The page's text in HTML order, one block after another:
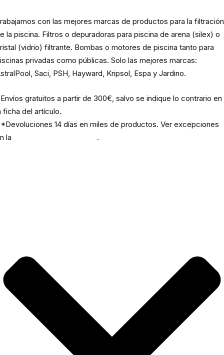
con las mejores marcas de productos para la filtración
la piscina. Filtros o depuradoras para piscina de arena (silex) o
(vidrio) filtrante. Bombas o motores de piscina tanto para
privadas como públicas. Solo las mejores marcas:
Saci, PSH, Hayward, Kripsol, Espa y Jardino.
gratuitos a partir de 300€, salvo se indique lo contrario en
ficha del artículo.
14 días en miles de productos. Ver excepciones
la
.